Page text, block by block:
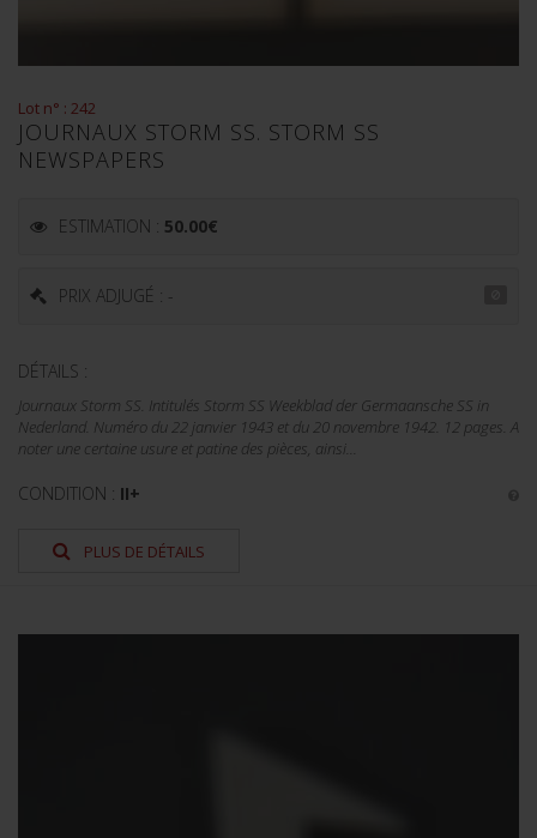
Lot n° : 242
JOURNAUX STORM SS. STORM SS
NEWSPAPERS
ESTIMATION : 50.00€
PRIX ADJUGÉ : -
DÉTAILS :
Journaux Storm SS. Intitulés Storm SS Weekblad der Germaansche SS in
Nederland. Numéro du 22 janvier 1943 et du 20 novembre 1942. 12 pages. A
noter une certaine usure et patine des pièces, ainsi...
CONDITION : II+
PLUS DE DÉTAILS